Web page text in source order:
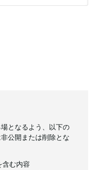
となるよう、以下の
公開または削除とな
含む内容